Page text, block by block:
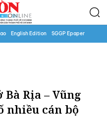
English Edition SGGP Epaper
Rịa – Vũng
nhiều cán bộ